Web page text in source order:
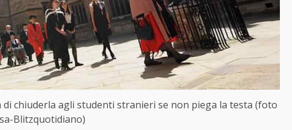
chiuderla agli studenti stranieri se non piega la testa (foto
Blitzquotidiano)